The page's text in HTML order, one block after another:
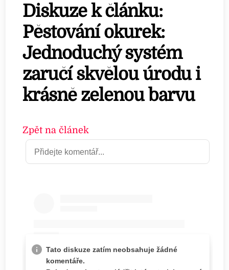
Diskuze k článku:
Pěstování okurek:
Jednoduchý systém
zaručí skvělou úrodu i
krásně zelenou barvu
Zpět na článek